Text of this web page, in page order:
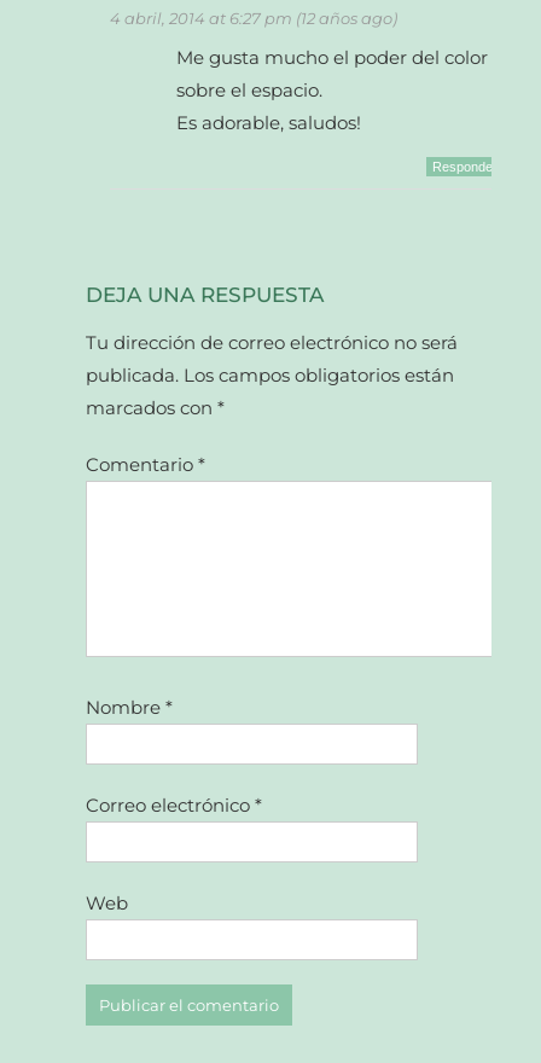
4 abril, 2014 at 6:27 pm (12 años ago)
Me gusta mucho el poder del color
sobre el espacio.
Es adorable, saludos!
Responder
DEJA UNA RESPUESTA
Tu dirección de correo electrónico no será
publicada. Los campos obligatorios están
marcados con*
Comentario*
Nombre*
Correo electrónico*
Web